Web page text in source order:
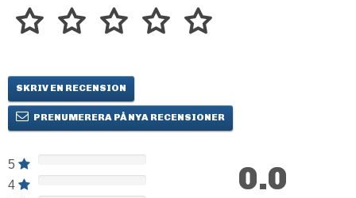
SKRIV EN RECENSION
PRENUMERERA PÅ NYA RECENSIONER
5
4
0.0